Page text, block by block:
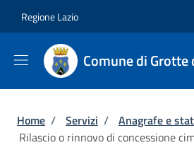
Regione Lazio
Comune di Grotte
Briciole di pane
Home / Servizi / Anagrafe e
Rilascio o rinnovo di concessione